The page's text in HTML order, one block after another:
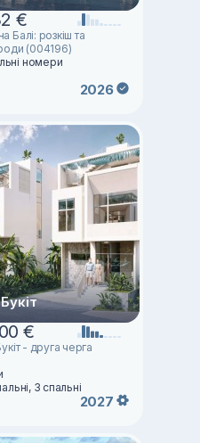
€
Балі: розкіш та
(004196)
номери
2026
€
- друга черга
3 спальні
2027